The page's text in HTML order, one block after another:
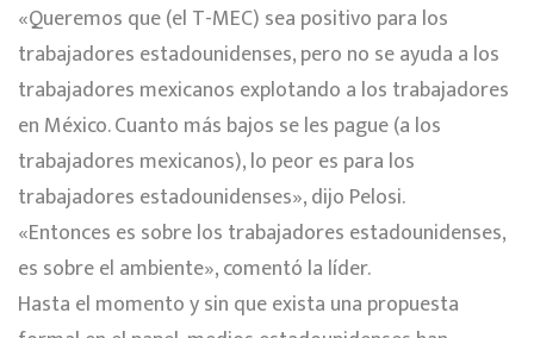
«Queremos que (el T-MEC) sea positivo para los
trabajadores estadounidenses, pero no se ayuda a los
trabajadores mexicanos explotando a los trabajadores
en México. Cuanto más bajos se les pague (a los
trabajadores mexicanos), lo peor es para los
trabajadores estadounidenses», dijo Pelosi.
«Entonces es sobre los trabajadores estadounidenses,
es sobre el ambiente», comentó la líder.
Hasta el momento y sin que exista una propuesta